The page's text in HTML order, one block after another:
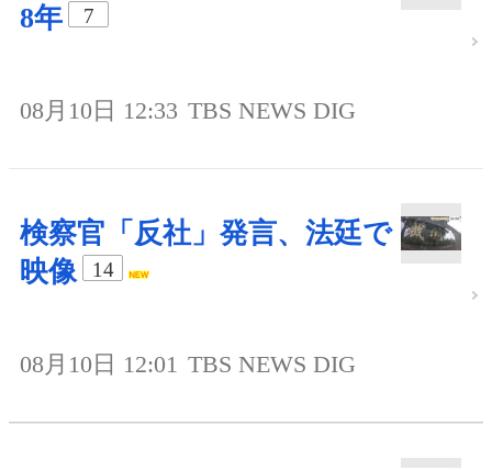
8年
7
08月10日 12:33 TBS NEWS DIG
検察官「反社」発言、法廷で
映像
14
08月10日 12:01 TBS NEWS DIG